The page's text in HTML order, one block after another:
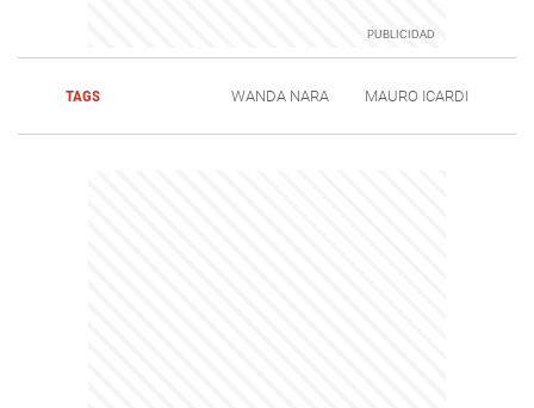
TAGS WANDA NARA MAURO ICARDI